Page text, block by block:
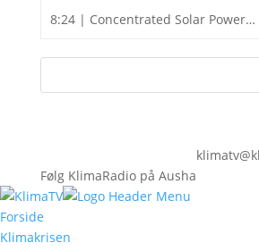
8:24 | Concentrated Solar Power…
Følg KlimaRadio på Ausha
Forside
Klimakrisen